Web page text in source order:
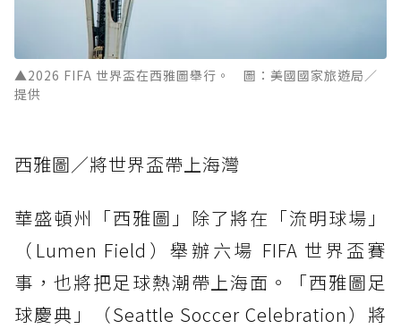
▲2026 FIFA 世界盃在西雅圖舉行。 圖：美國國家旅遊局／
提供
西雅圖／將世界盃帶上海灣
華盛頓州「西雅圖」除了將在「流明球場」
（Lumen Field）舉辦六場 FIFA 世界盃賽
事，也將把足球熱潮帶上海面。「西雅圖足
球慶典」（Seattle Soccer Celebration）將